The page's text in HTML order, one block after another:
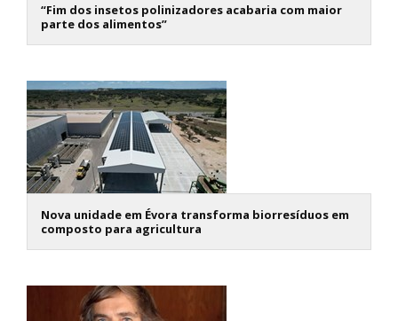
“Fim dos insetos polinizadores acabaria com maior
parte dos alimentos”
Nova unidade em Évora transforma biorresíduos em
composto para agricultura